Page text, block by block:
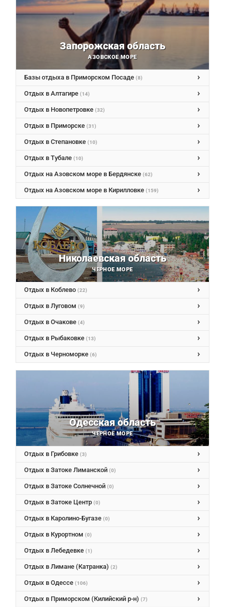
Запорожская область
АЗОВСКОЕ МОРЕ
Базы отдыха в Приморском Посаде (8)
Отдых в Алтагире (14)
Отдых в Новопетровке (32)
Отдых в Приморске (31)
Отдых в Степановке (10)
Отдых в Тубале (10)
Отдых на Азовском море в Бердянске (62)
Отдых на Азовском море в Кирилловке (159)
Николаевская область
ЧЕРНОЕ МОРЕ
Отдых в Коблево (22)
Отдых в Луговом (9)
Отдых в Очакове (4)
Отдых в Рыбаковке (13)
Отдых в Черноморке (6)
Одесcкая область
ЧЕРНОЕ МОРЕ
Отдых в Грибовке (3)
Отдых в Затоке Лиманской (0)
Отдых в Затоке Солнечной (0)
Отдых в Затоке Центр (0)
Отдых в Каролино-Бугазе (0)
Отдых в Курортном (0)
Отдых в Лебедевке (1)
Отдых в Лимане (Катранка) (2)
Отдых в Одессе (106)
Отдых в Приморском (Килийский р-н) (7)